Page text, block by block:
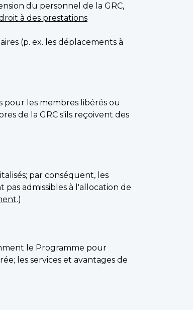
du personnel de la GRC,
à des prestations
(p. ex. les déplacements à
pour les membres libérés ou
de la GRC s'ils reçoivent des
par conséquent, les
pas admissibles à l'allocation de
.)
le Programme pour
les services et avantages de